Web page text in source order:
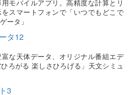
モバイルアプリ。高精度な計算とリ
スマートフォンで「いつでもどこで
ータ」
タ12
な天体データ、オリジナル番組エデ
ろがる 楽しさひろげる」天文シミュ
3